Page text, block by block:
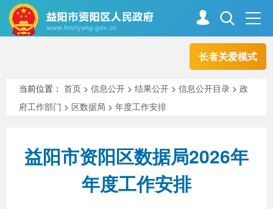
长者关爱模式
走进资阳
新闻中心 解读回应
当前位置：首页 >信息公开 >结果公开 >信息公开目录 >政
府工作部门 > 区数据局 >年度工作安排
益阳市资阳区数据局2026年
年度工作安排